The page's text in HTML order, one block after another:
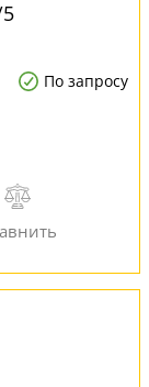
По запросу